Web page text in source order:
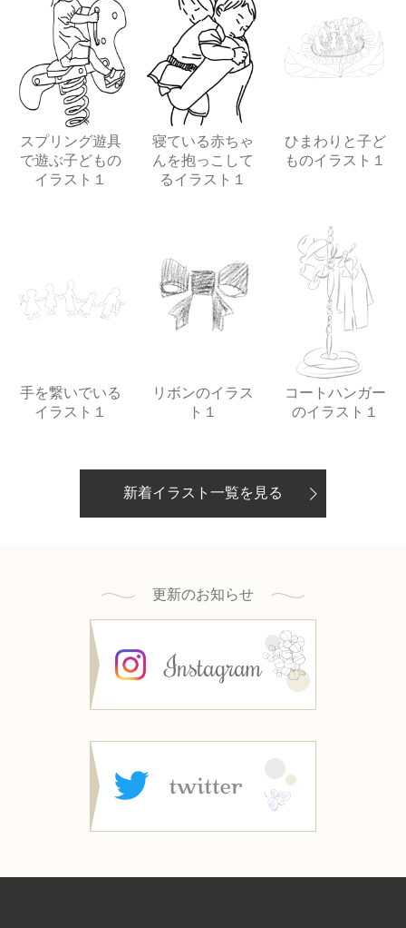
スプリング遊具
で遊ぶ子どもの
イラスト１
寝ている赤ちゃ
んを抱っこして
るイラスト１
ひまわりと子ど
ものイラスト１
手を繋いでいる
イラスト１
リボンのイラス
ト１
コートハンガー
のイラスト１
新着イラスト一覧を見る
更新のお知らせ